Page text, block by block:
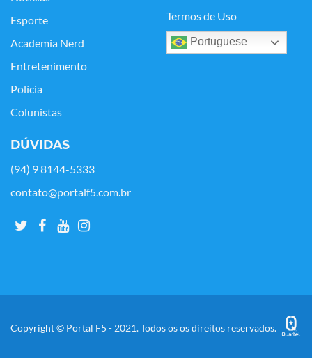
Esporte
Academia Nerd
Entretenimento
Polícia
Colunistas
Termos de Uso
Portuguese
DÚVIDAS
(94) 9 8144-5333
contato@portalf5.com.br
Copyright © Portal F5 - 2021. Todos os os direitos reservados.